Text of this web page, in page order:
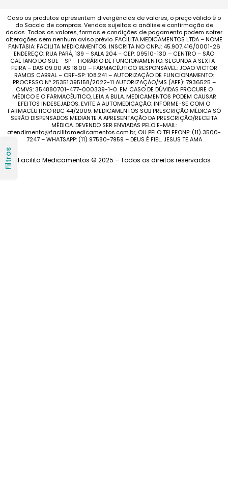
Filtros
Caso os produtos apresentem divergências de valores, o preço válido é o
do Sacola de compras. Vendas sujeitas a análise e confirmação de
dados. Todos os valores, formas e condições de pagamento podem sofrer
alterações sem nenhum aviso prévio. FACILITA MEDICAMENTOS LTDA – NOME
FANTASIA: FACILITA MEDICAMENTOS. INSCRITA NO CNPJ: 45.907.416/0001-26
ENDEREÇO: RUA PARÁ, 139 – SALA 204 – CEP: 09510-130 – CENTRO – SÃO
CAETANO DO SUL – SP – HORÁRIO DE FUNCIONAMENTO: SEGUNDA A SEXTA-
FEIRA – DAS 09:00 AS 18:00 – FARMACÊUTICO RESPONSÁVEL: JOAO VICTOR
RAMOS CABRAL – CRF-SP: 108.241 – AUTORIZAÇÃO DE FUNCIONAMENTO:
PROCESSO Nº 25351.395158/2022-11 AUTORIZAÇÃO/MS (AFE): 7936525 –
CMVS: 354880701-477-000339-1-0. EM CASO DE DÚVIDAS PROCURE O
MÉDICO E O FARMACÊUTICO, LEIA A BULA. MEDICAMENTOS PODEM CAUSAR
EFEITOS INDESEJADOS. EVITE A AUTOMEDICAÇÃO: INFORME-SE COM O
FARMACÊUTICO RDC 44/2009. MEDICAMENTOS SOB PRESCRIÇÃO MÉDICA SÓ
SERÃO DISPENSADOS MEDIANTE A APRESENTAÇÃO DA PRESCRIÇÃO/RECEITA
MÉDICA. DEVENDO SER ENVIADAS PELO E-MAIL:
atendimento@facilitamedicamentos.com.br, OU PELO TELEFONE: (11) 3500-
7247 – WHATSAPP: (11) 97580-7959 – DEUS É FIEL. JESUS TE AMA
Facilita Medicamentos © 2025 – Todos os direitos reservados